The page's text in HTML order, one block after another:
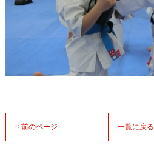
< 前のページ 一覧に戻る